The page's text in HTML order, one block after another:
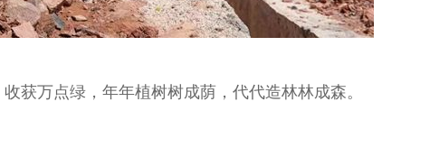
获万点绿，年年植树树成荫，代代造林林成森。